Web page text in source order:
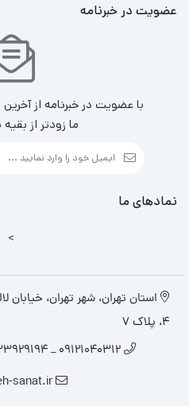
عضویت در خبرنامه
با عضویت در خبرنامه از
ما زودتر از
نمادهای ما
>
استان تهران، شهر تهران، خیابان
4، پلاک 7
09121040312 _ 021-33929194 _ 021-36615383
sanat.ir